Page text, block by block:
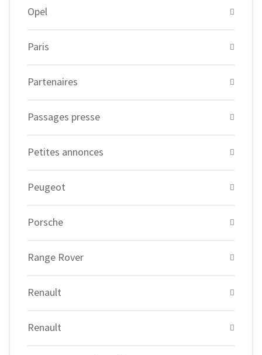
Opel
Paris
Partenaires
Passages presse
Petites annonces
Peugeot
Porsche
Range Rover
Renault
Renault